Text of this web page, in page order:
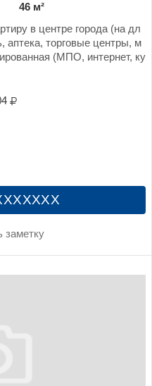
46 м²
в центре города (на дл
торговые центры, м
(МПО, интернет, ку
заметку